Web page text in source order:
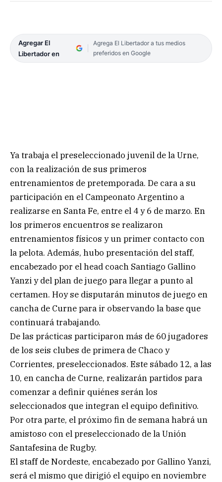
Agregar El
Libertador en
Agrega El Libertador a tus medios
preferidos en Google
Ya trabaja el preseleccionado juvenil de la Urne,
con la realización de sus primeros
entrenamientos de pretemporada. De cara a su
participación en el Campeonato Argentino a
realizarse en Santa Fe, entre el 4 y 6 de marzo. En
los primeros encuentros se realizaron
entrenamientos físicos y un primer contacto con
la pelota. Además, hubo presentación del staff,
encabezado por el head coach Santiago Gallino
Yanzi y del plan de juego para llegar a punto al
certamen. Hoy se disputarán minutos de juego en
cancha de Curne para ir observando la base que
continuará trabajando.
De las prácticas participaron más de 60 jugadores
de los seis clubes de primera de Chaco y
Corrientes, preseleccionados. Este sábado 12, a las
10, en cancha de Curne, realizarán partidos para
comenzar a definir quiénes serán los
seleccionados que integran el equipo definitivo.
Por otra parte, el próximo fin de semana habrá un
amistoso con el preseleccionado de la Unión
Santafesina de Rugby.
El staff de Nordeste, encabezado por Gallino Yanzi,
será el mismo que dirigió el equipo en noviembre